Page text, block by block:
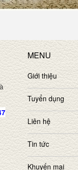
MENU
Giới thiệu
Tuyển dụng
Liên hệ
Tin tức
Khuyến mại